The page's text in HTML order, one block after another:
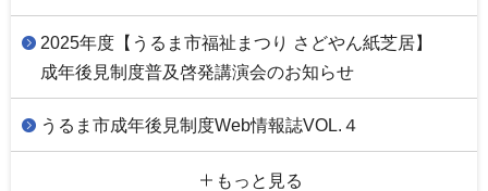
2025年度【うるま市福祉まつり さどやん紙芝居】
成年後見制度普及啓発講演会のお知らせ
うるま市成年後見制度Web情報誌VOL.４
もっと見る